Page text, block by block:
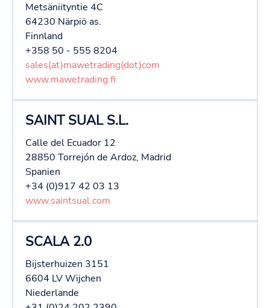
Metsäniityntie 4C
64230 Närpiö as.
Finnland
+358 50 - 555 8204
sales(at)mawetrading(dot)com
www.mawetrading.fi
SAINT SUAL S.L.
Calle del Ecuador 12
28850 Torrejón de Ardoz, Madrid
Spanien
+34 (0)917 42 03 13
www.saintsual.com
SCALA 2.0
Bijsterhuizen 3151
6604 LV Wijchen
Niederlande